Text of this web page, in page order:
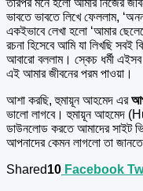
ভাবতে ভাবতে লিখে ফেললাম,
একইভাবে লেখা হলো ‘আমার
রচনা হিসেবে আমি যা লিখছি সবই
আবারো বললাম। স্কেচ ধর্মী এইসব
এই আমার জীবনের পরম পাওয়া।
আশা করছি, হুমায়ূন আহমেদ এর
ভালো লাগবে। হুমায়ূন আহমেদ
ডাউনলোড করতে আমাদের সাইট
আপনাদের কেমন লাগলো তা
Shared10 Facebook